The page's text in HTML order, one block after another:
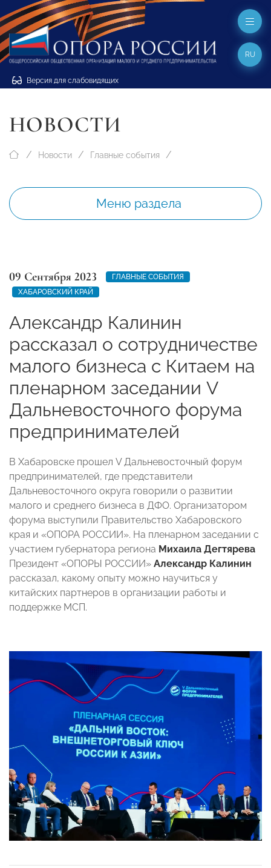
Версия для слабовидящих
RU
НОВОСТИ
Новости Главные события
Меню раздела
09 Сентября 2023
ГЛАВНЫЕ СОБЫТИЯ
ХАБАРОВСКИЙ КРАЙ
Александр Калинин
рассказал о сотрудничестве
малого бизнеса с Китаем на
пленарном заседании V
Дальневосточного форума
предпринимателей
В Хабаровске прошел V Дальневосточный форум
предпринимателей, где представители
Дальневосточного округа говорили о развитии
малого и среднего бизнеса в ДФО. Организатором
форума выступили Правительство Хабаровского
края и «ОПОРА РОССИИ». На пленарном заседании с
участием губернатора региона Михаила Дегтярева
Президент «ОПОРЫ РОССИИ» Александр Калинин
рассказал, какому опыту можно научиться у
китайских партнеров в организации работы и
поддержке МСП.